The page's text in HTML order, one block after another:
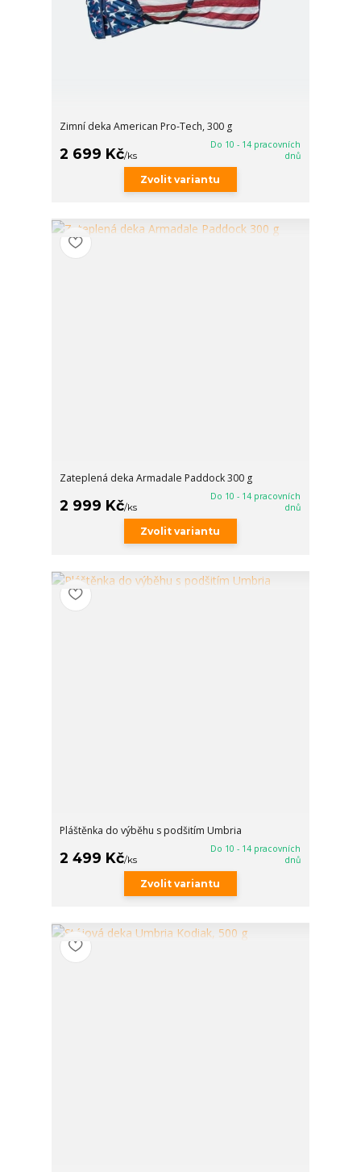
Zimní deka American Pro-Tech, 300 g
2 699 Kč/ks
Do 10 - 14 pracovních
dnů
Zvolit variantu
Zateplená deka Armadale Paddock 300 g
2 999 Kč/ks
Do 10 - 14 pracovních
dnů
Zvolit variantu
Pláštěnka do výběhu s podšitím Umbria
2 499 Kč/ks
Do 10 - 14 pracovních
dnů
Zvolit variantu